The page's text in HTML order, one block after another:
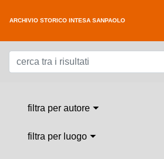
ARCHIVIO STORICO INTESA SANPAOLO
filtra per autore
filtra per luogo